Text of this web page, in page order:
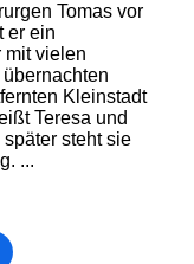
Tomas vor
er ein
mit vielen
Kleinstadt
Teresa und
steht sie
...